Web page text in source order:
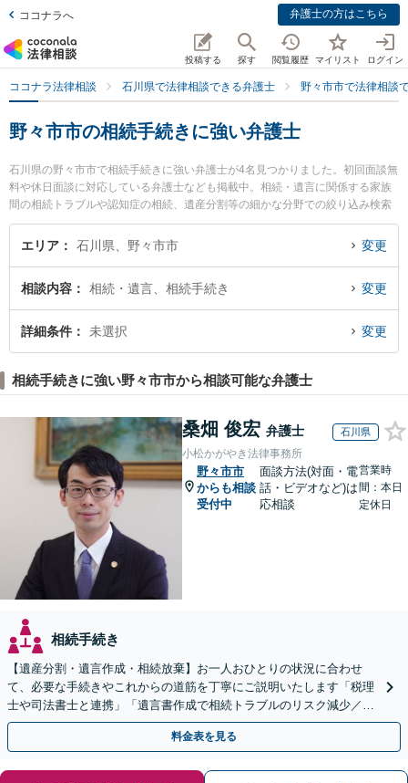
ココナラへ 弁護士の方はこちら
投稿する 探す 閲覧履歴 マイリスト ログイン
ココナラ法律相談 石川県で法律相談できる弁護士 野々市市で法律相談
野々市市の相続手続きに強い弁護士
石川県の野々市市で相続手続きに強い弁護士が4名見つかりました。初回面談無
料や休日面談に対応している弁護士なども掲載中。相続・遺言に関係する家族
間の相続トラブルや認知症の相続、遺産分割等の細かな分野での絞り込み検索
もでき便利です。特にののいち法律事務所の木村 弘弁護士や白山・野々市法律
事務所の春野 しおり弁護士、白山・野々市法律事務所の長門 達志弁護士のプロ
続手続きのトラブル解決の実績豊富な近くの弁護士を検索したい』『初回相談
無料で相続手続きを法律相談できる野々市市内の弁護士に相談予約したい』な
どでお困りの相談者さんにおすすめです。
エリア 石川県、野々市市 変更
相談内容 相続・遺言、相続手続き 変更
詳細条件 未選択 変更
相続手続きに強い野々市市から相談可能な弁護士
桑畑 俊宏 弁護士 石川県
小松かがやき法律事務所
野々市市
からも相談
受付中
面談方法(対面・電
話・ビデオなど)は
応相談
営業時
間：本日
定休日
相続手続き
【遺産分割・遺言作成・相続放棄】お一人おひとりの状況に合わせ
て、必要な手続きやこれからの道筋を丁寧にご説明いたします「税理
士や司法書士と連携」「遺言書作成で相続トラブルのリスク減少／形
式や内容について丁寧にアドバイス」
料金表を見る